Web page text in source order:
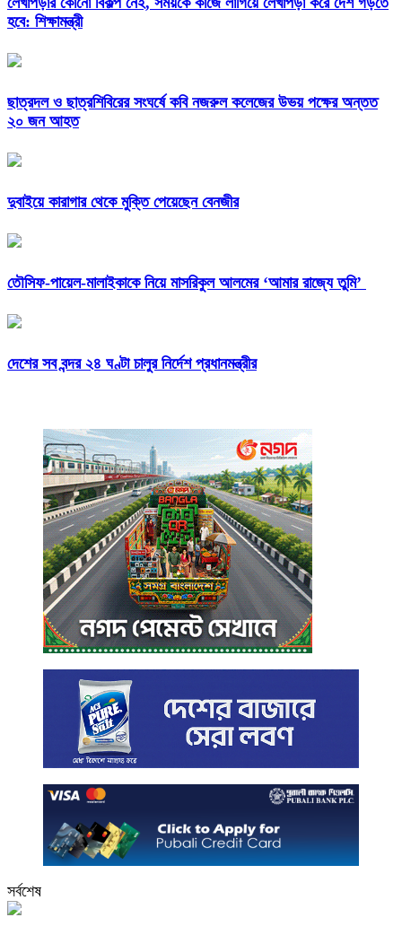
হবে: শিক্ষামন্ত্রী
ছাত্রদল ও ছাত্রশিবিরের সংঘর্ষে কবি নজরুল কলেজের উভয় পক্ষের অন্তত
২০ জন আহত
দুবাইয়ে কারাগার থেকে মুক্তি পেয়েছেন বেনজীর
তৌসিফ-পায়েল-মালাইকাকে নিয়ে মাসরিকুল আলমের ‘আমার রাজ্যে তুমি’
দেশের সব বন্দর ২৪ ঘণ্টা চালুর নির্দেশ প্রধানমন্ত্রীর
সর্বশেষ